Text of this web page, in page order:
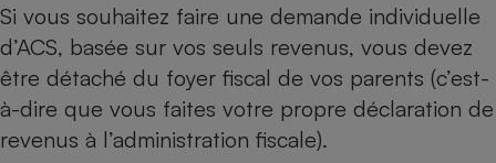
Si vous souhaitez faire une demande individuelle
d’ACS, basée sur vos seuls revenus, vous devez
être détaché du foyer fiscal de vos parents (c’est-
à-dire que vous faites votre propre déclaration de
revenus à l’administration fiscale).
Plaque de cuisson à
induction
Téléphone mobile -
Smartphone